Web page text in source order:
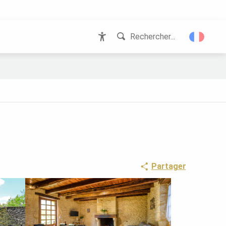
Rechercher...
Partager